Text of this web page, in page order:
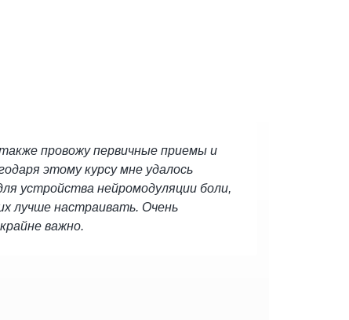
провожу первичные приемы и
этому курсу мне удалось
устройства нейромодуляции боли,
лучше настраивать. Очень
важно.